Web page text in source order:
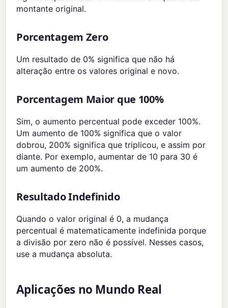
montante original.
Porcentagem Zero
Um resultado de 0% significa que não há
alteração entre os valores original e novo.
Porcentagem Maior que 100%
Sim, o aumento percentual pode exceder 100%.
Um aumento de 100% significa que o valor
dobrou, 200% significa que triplicou, e assim por
diante. Por exemplo, aumentar de 10 para 30 é
um aumento de 200%.
Resultado Indefinido
Quando o valor original é 0, a mudança
percentual é matematicamente indefinida porque
a divisão por zero não é possível. Nesses casos,
use a mudança absoluta.
Aplicações no Mundo Real